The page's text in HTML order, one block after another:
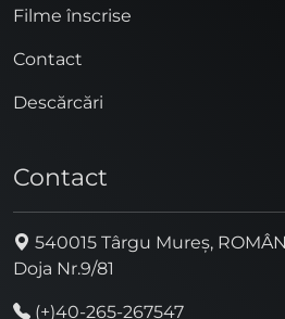
Filme înscrise
Contact
Descărcări
Contact
540015 Târgu Mureș,
Doja Nr.9/81
(+)40-265-267547